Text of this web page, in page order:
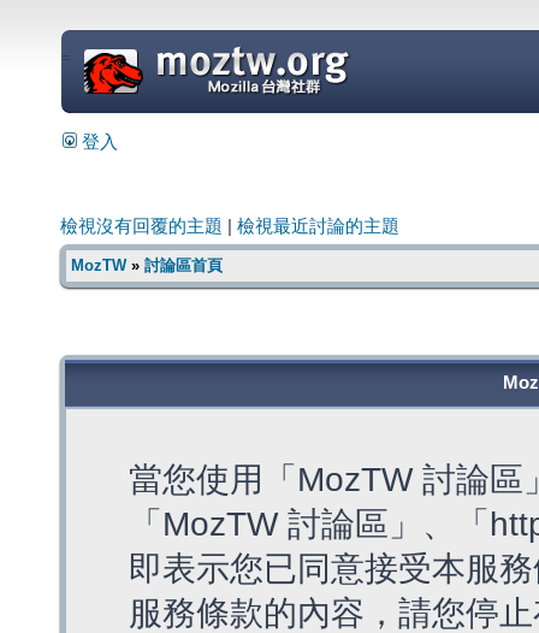
=
登入
檢視沒有回覆的主題 檢視最近討論的主題
MozTW» 討論區首頁
當您使用「MozTW 討論
「MozTW 討論區」、「
即表示您已同意接受本服
服務條款的內容，請您停